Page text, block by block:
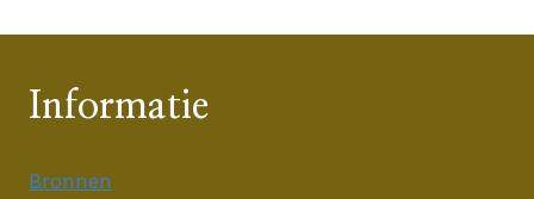
Informatie
Bronnen